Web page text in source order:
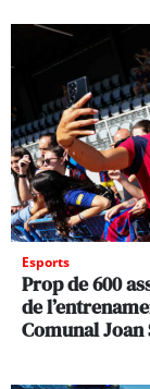
Esports
Prop de 600
de
Comunal